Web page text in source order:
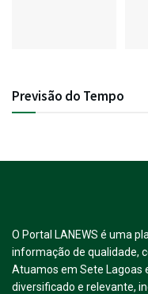
Previsão do Tempo
O Portal LANEWS é uma
informação de qualidade,
Atuamos em Sete Lagoas
diversificado e relevante,